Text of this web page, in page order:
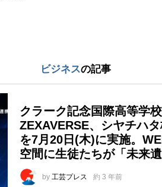
ビジネスの記事
クラーク記念国際高等学
ZEXAVERSE、シヤチハ
を7月20日(木)に実施。
空間に生徒たちが「未来
by 工芸プレス 約 3 年前